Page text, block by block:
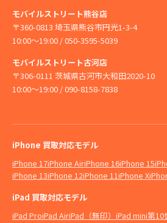
モバイルストリート熊谷店
〒360-0813 埼玉県熊谷市円光1-3-4
10:00〜19:00 / 050-3595-5039
モバイルストリート古河店
〒306-0111 茨城県古河市大和田2020-10
10:00〜19:00 / 090-8158-7838
iPhone 買取対応モデル
iPhone 17iPhone AiriPhone 16iPhone 15
iPhone 13iPhone 12iPhone 11iPhone X
iPad 買取対応モデル
iPad ProiPad AiriPad（無印） iPad mini第10